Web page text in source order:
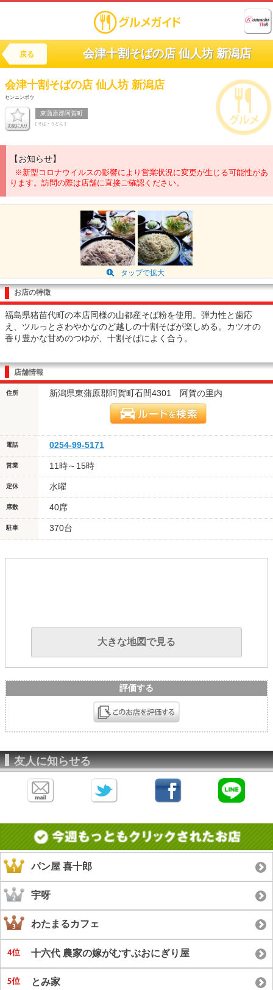
戻る 会津十割そばの店 仙人坊 新潟店
会津十割そばの店 仙人坊 新潟店
センニンボウ
東蒲原郡阿賀町
[ そば・うどん ]
【お知らせ】
※新型コロナウイルスの影響により営業状況に変更が生じる可能性があ
ります。訪問の際は店舗に直接ご確認ください。
タップで拡大
お店の特徴
福島県猪苗代町の本店同様の山都産そば粉を使用。弾力性と歯応
え、ツルっとさわやかなのど越しの十割そばが楽しめる。カツオの
香り豊かな甘めのつゆが、十割そばによく合う。
店舗情報
住所 新潟県東蒲原郡阿賀町石間4301 阿賀の里内
電話 0254-99-5171
営業 11時～15時
定休 水曜
席数 40席
駐車 370台
大きな地図で見る
評価する
友人に知らせる
パン屋 喜十郎
宇呀
わたまるカフェ
十六代 農家の嫁がむすぶおにぎり屋
とみ家